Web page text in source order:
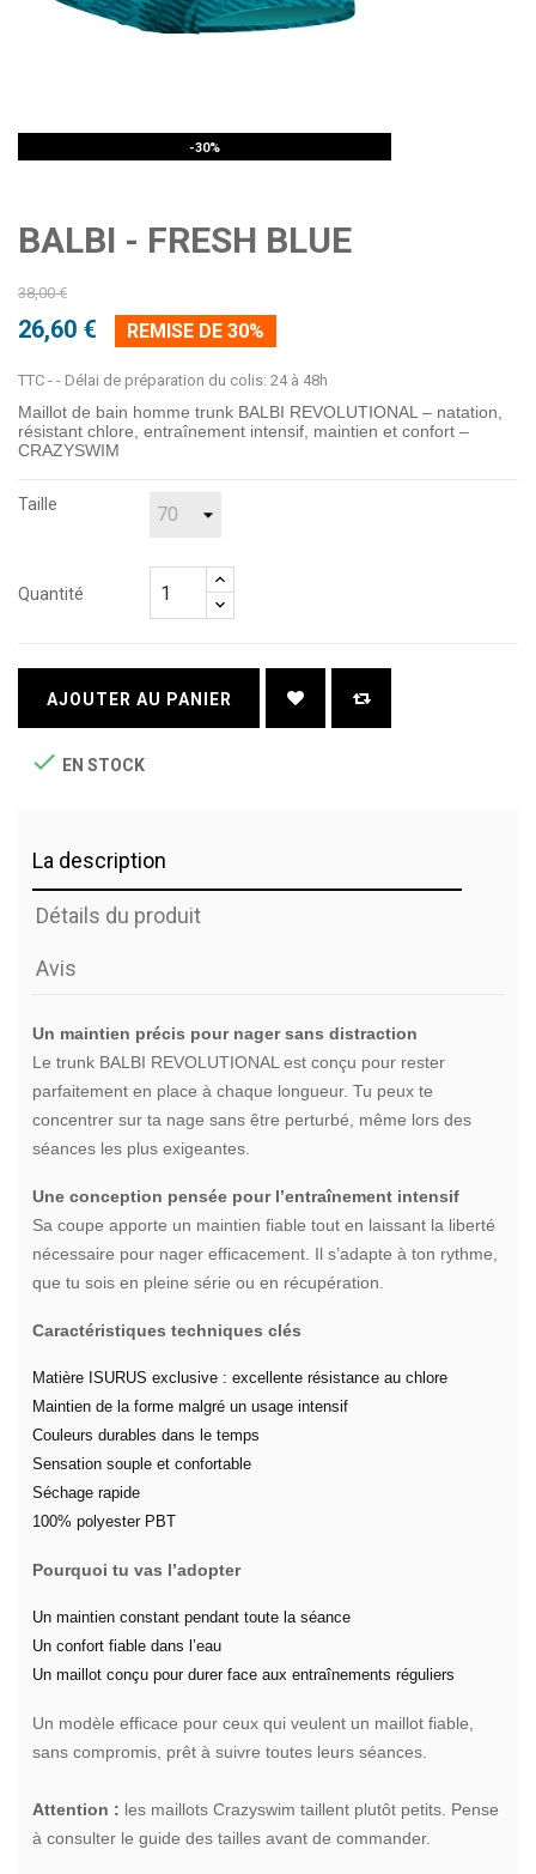
PROMO !
-30%
BALBI - FRESH BLUE
38,00 €
26,60 € REMISE DE 30%
TTC - Délai de préparation du colis: 24 à 48h
Maillot de bain homme trunk BALBI REVOLUTIONAL – natation,
résistant chlore, entraînement intensif, maintien et confort –
CRAZYSWIM
Taille
Quantité
AJOUTER AU PANIER
 EN STOCK
La description
Détails du produit
Avis
Un maintien précis pour nager sans distraction
Le trunk BALBI REVOLUTIONAL est conçu pour rester
parfaitement en place à chaque longueur. Tu peux te
concentrer sur ta nage sans être perturbé, même lors des
séances les plus exigeantes.
Une conception pensée pour l’entraînement intensif
Sa coupe apporte un maintien fiable tout en laissant la liberté
nécessaire pour nager efficacement. Il s’adapte à ton rythme,
que tu sois en pleine série ou en récupération.
Caractéristiques techniques clés
Matière ISURUS exclusive : excellente résistance au chlore
Maintien de la forme malgré un usage intensif
Couleurs durables dans le temps
Sensation souple et confortable
Séchage rapide
100% polyester PBT
Pourquoi tu vas l’adopter
Un maintien constant pendant toute la séance
Un confort fiable dans l’eau
Un maillot conçu pour durer face aux entraînements réguliers
Un modèle efficace pour ceux qui veulent un maillot fiable,
sans compromis, prêt à suivre toutes leurs séances.
Attention : les maillots Crazyswim taillent plutôt petits. Pense
à consulter le guide des tailles avant de commander.